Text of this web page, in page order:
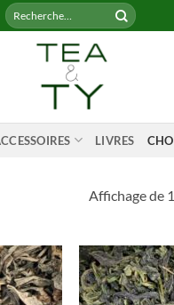
Recherche
pour :
LIVRES
Affichage de